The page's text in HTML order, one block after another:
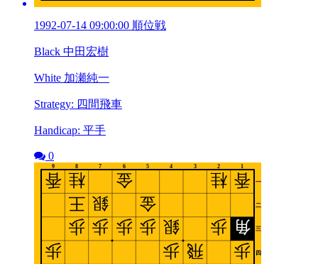
1992-07-14 09:00:00 順位戦
Black 中田宏樹
White 加瀬純一
Strategy: 四間飛車
Handicap: 平手
0